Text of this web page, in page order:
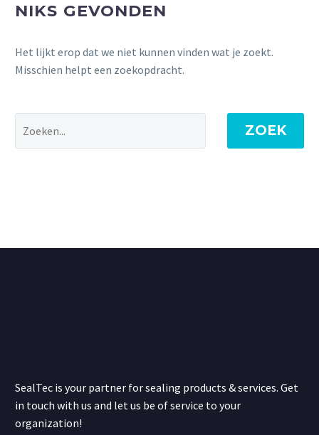
NIKS GEVONDEN
Het lijkt erop dat we niet kunnen vinden wat je zoekt.
Misschien helpt een zoekopdracht.
ZOEK
SealTec is your partner for sealing products & services. Get
in touch with us and let us be of service to your
organization!